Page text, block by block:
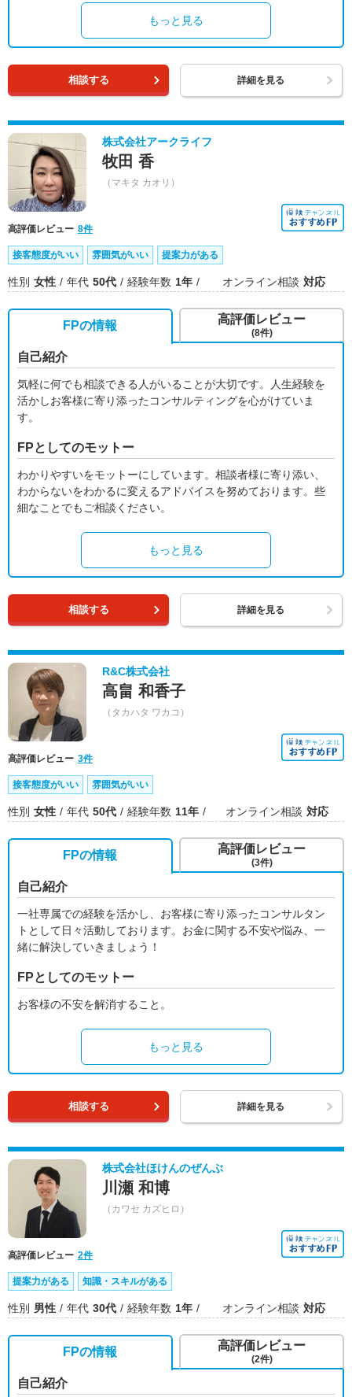
もっと見る
相談する 詳細を見る
株式会社アークライフ
牧田 香
（マキタ カオリ）
高評価レビュー 8件
接客態度がいい 雰囲気がいい 提案力がある
性別 女性 年代 50代 経験年数 1年 オンライン相談 対応
FPの情報
自己紹介
気軽に何でも相談できる人がいることが大切です。人生経験を
活かしお客様に寄り添ったコンサルティングを心がけていま
す。
FPとしてのモットー
わかりやすいをモットーにしています。相談者様に寄り添い、
わからないをわかるに変えるアドバイスを努めております。些
細なことでもご相談ください。
もっと見る
高評価レビュー
(8件)
相談する 詳細を見る
R&C株式会社
高畠 和香子
（タカハタ ワカコ）
高評価レビュー 3件
接客態度がいい 雰囲気がいい
性別 女性 年代 50代 経験年数 11年 オンライン相談 対応
FPの情報
自己紹介
一社専属での経験を活かし、お客様に寄り添ったコンサルタン
トとして日々活動しております。お金に関する不安や悩み、一
緒に解決していきましょう！
FPとしてのモットー
お客様の不安を解消すること。
もっと見る
高評価レビュー
(3件)
相談する 詳細を見る
株式会社ほけんのぜんぶ
川瀬 和博
（カワセ カズヒロ）
高評価レビュー 2件
提案力がある 知識・スキルがある
性別 男性 年代 30代 経験年数 1年 オンライン相談 対応
FPの情報
自己紹介
高評価レビュー
(2件)